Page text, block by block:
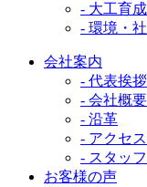
- 大工育成
- 環境・
会社案内
- 代表挨拶
- 会社概要
- 沿革
- アクセ
- スタッ
お客様の声